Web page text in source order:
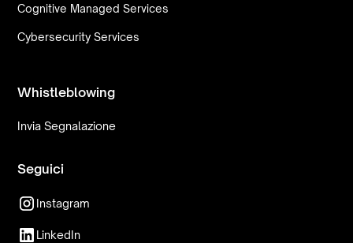
Cognitive Managed Services
Cybersecurity Services
Whistleblowing
Invia Segnalazione
Seguici
Instagram
LinkedIn